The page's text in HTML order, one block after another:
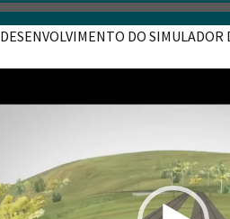
DESENVOLVIMENTO DO SIMULADOR
de